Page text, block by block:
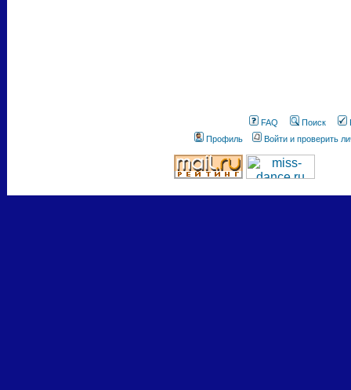
FAQ Поиск
Профиль
Войти и проверить